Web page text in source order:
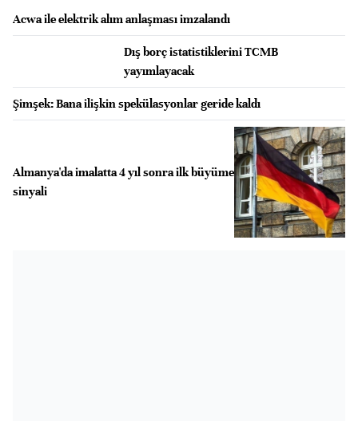
Acwa ile elektrik alım anlaşması imzalandı
Dış borç istatistiklerini TCMB
yayımlayacak
Şimşek: Bana ilişkin spekülasyonlar geride kaldı
Almanya'da imalatta 4 yıl sonra ilk büyüme
sinyali